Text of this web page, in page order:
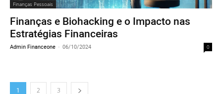
Finanças Pessoais
Finanças e Biohacking e o Impacto nas
Estratégias Financeiras
Admin Financeone - 06/10/2024 0
1 2 3